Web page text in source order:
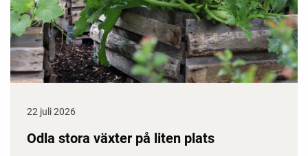
22 juli 2026
Odla stora växter på liten plats